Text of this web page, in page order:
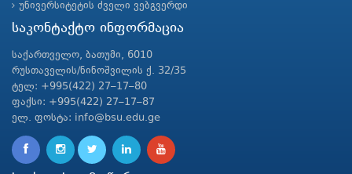
უნივერსიტეტის ძველი ვებგვერდი
საკონტაქტო ინფორმაცია
საქართველო, ბათუმი, 6010
რუსთაველის/ნინოშვილის ქ. 32/35
ტელ: +995(422) 27–17–80
ფაქსი: +995(422) 27–17–87
ელ. ფოსტა: info@bsu.edu.ge